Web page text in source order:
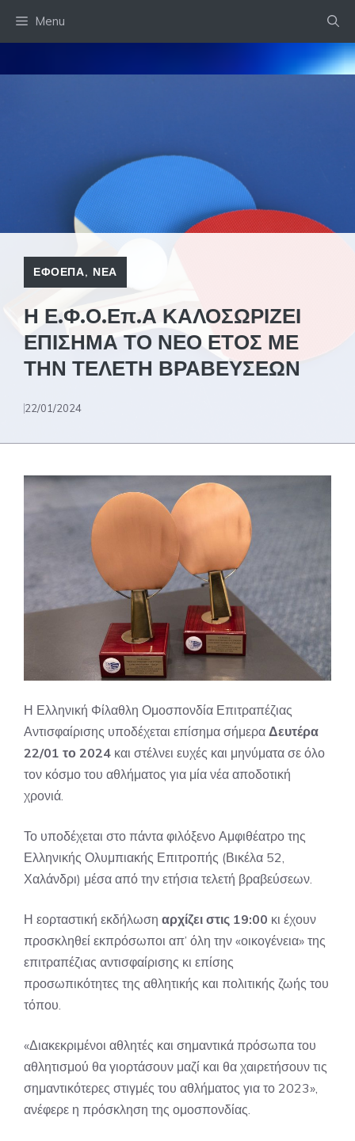
Menu
ΕΦΟΕΠΑ, ΝΕΑ
Η Ε.Φ.Ο.Επ.Α ΚΑΛΟΣΩΡΙΖΕΙ
ΕΠΙΣΗΜΑ ΤΟ ΝΕΟ ΕΤΟΣ ΜΕ
ΤΗΝ ΤΕΛΕΤΗ ΒΡΑΒΕΥΣΕΩΝ
22/01/2024
Η Ελληνική Φίλαθλη Ομοσπονδία Επιτραπέζιας
Αντισφαίρισης υποδέχεται επίσημα σήμερα Δευτέρα
22/01 το 2024 και στέλνει ευχές και μηνύματα σε όλο
τον κόσμο του αθλήματος για μία νέα αποδοτική
χρονιά.
Το υποδέχεται στο πάντα φιλόξενο Αμφιθέατρο της
Ελληνικής Ολυμπιακής Επιτροπής (Βικέλα 52,
Χαλάνδρι) μέσα από την ετήσια τελετή βραβεύσεων.
Η εορταστική εκδήλωση αρχίζει στις 19:00 κι έχουν
προσκληθεί εκπρόσωποι απ’ όλη την «οικογένεια» της
επιτραπέζιας αντισφαίρισης κι επίσης
προσωπικότητες της αθλητικής και πολιτικής ζωής του
τόπου.
«Διακεκριμένοι αθλητές και σημαντικά πρόσωπα του
αθλητισμού θα γιορτάσουν μαζί και θα χαιρετήσουν τις
σημαντικότερες στιγμές του αθλήματος για το 2023»,
ανέφερε η πρόσκληση της ομοσπονδίας.